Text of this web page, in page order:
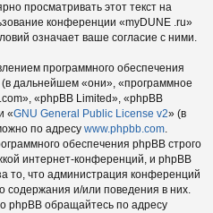
просматривать этот текст на
конференции «myDUNE .ru»
означает ваше согласие с ними.
программного обеспечения
дальнейшем «они», «программное
«phpBB Limited», «phpBB
«GNU General Public License v2» (в
по адресу www.phpbb.com.
обеспечения phpBB строго
интернет-конференций, и phpBB
то, что администрация конференций
содержания и/или поведения в них.
phpBB обращайтесь по адресу